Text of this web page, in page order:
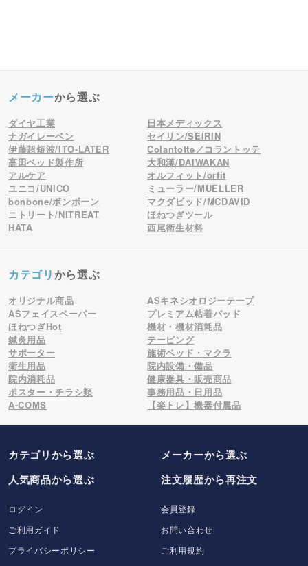
メーカーから選ぶ
ダイヤ工業
日本メディックス
ナガイレーベン
セイリン/SEIRIN
伊藤超短波/ITO-LATER
Colantotte／コラントッテ
高田ベッド製作所
大和漢/DAIWAKAN
アルケア
オルフィット/orfit
ユニコ/UNICO
ミューラー/MUELLER
bonbone/ボンボーン
マクダビッド/MCDAVID
ニトリート/NITREAT
ほねつぎツール
HATA
西尾衛生材料
カテゴリから選ぶ
オリジナル商品
ASキネシオロジーテープ
ASフェイスペーパー
プレミアム粘着パッド
ほねつぎHot
機材・機材消耗品
鍼灸用品
テーピング
サポーター
施術ベッド・マクラ
衛生用品
院内設備・備品
院内消耗品
健康器具・販売商品
ポスター・チラシ類
事務用品・日用品
A-COMS
【楽トレ】機器付属品
カテゴリから選ぶ メーカーから選ぶ
人気商品から選ぶ
注文履歴から再注文
ログイン
会員登録
ご利用ガイド
お問い合わせ
プライバシーポリシー
ご利用規約